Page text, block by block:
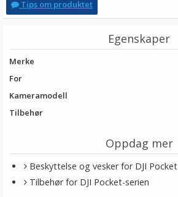
Tips om produktet
Egenskaper
Merke
For
Kameramodell
Tilbehør
Oppdag mer
Beskyttelse og vesker for DJI Pocket
Tilbehør for DJI Pocket-serien